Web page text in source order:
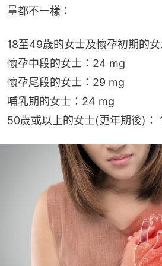
量都不一樣：
18至49歲的女士及懷孕初期的
懷孕中段的女士：24 mg
懷孕尾段的女士：29 mg
哺乳期的女士：24 mg
50歲或以上的女士(更年期後)：